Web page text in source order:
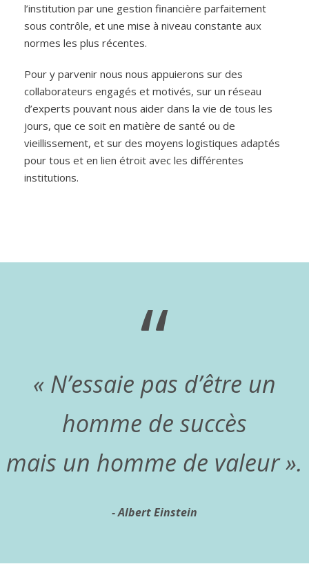
l’institution par une gestion financière parfaitement
sous contrôle, et une mise à niveau constante aux
normes les plus récentes.
Pour y parvenir nous nous appuierons sur des
collaborateurs engagés et motivés, sur un réseau
d’experts pouvant nous aider dans la vie de tous les
jours, que ce soit en matière de santé ou de
vieillissement, et sur des moyens logistiques adaptés
pour tous et en lien étroit avec les différentes
institutions.
“
« N’essaie pas d’être un
homme de succès
mais un homme de valeur ».
Albert Einstein